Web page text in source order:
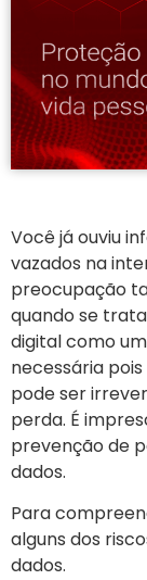
Você já ouviu
vazados na
preocupação
quando se
digital como
necessária
pode ser
perda. É
prevenção de
dados.
Para
alguns dos
dados.